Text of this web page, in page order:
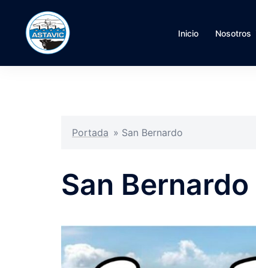
Inicio Nosotros
Portada » San Bernardo
San Bernardo